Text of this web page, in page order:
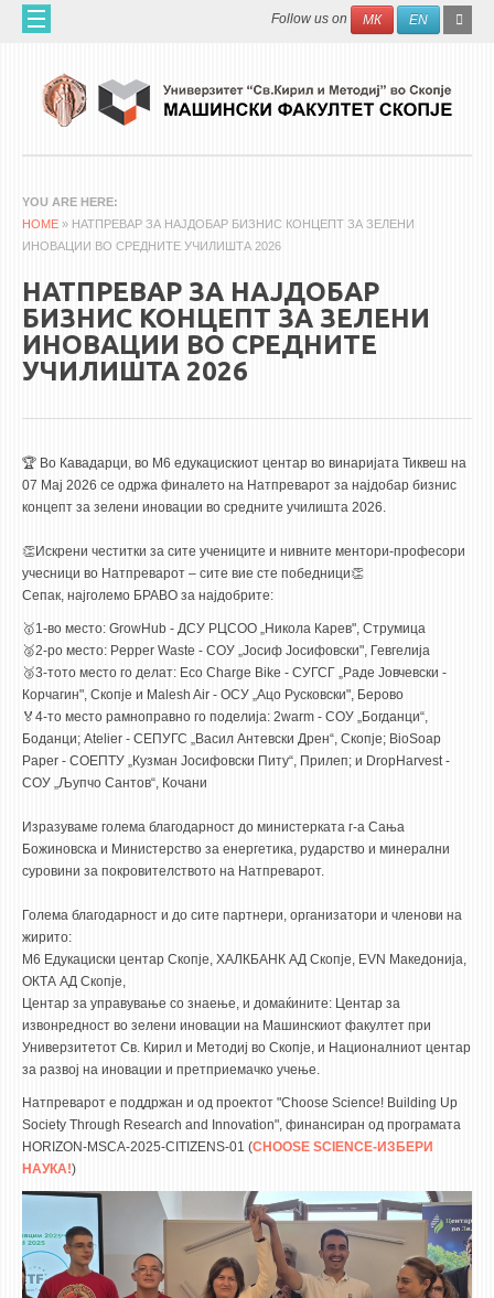
Skip to main content Search
Follow us on МК EN
ЗА НАС
60 ГОДИНИ МФ
ОРГАНИЗАЦИЈА
МАШИНСКО ИНЖЕНЕРСТВО - НАУЧНО СПИСАНИЕ
АПЛИКАТИВНА ДЕЈНОСТ
МЕЃУНАРОДНА СОРАБОТКА
QIM-SEE
3DFindIT
CIRASIM
ENERGET
AIR QUALITY MODELLING
АКТИ
АКТИ
ИНФОРМАЦИИ ОД ЈАВЕН КАРАКТЕР
АНКЕТИ И САМОЕВАЛУАЦИИ
ЗАВРШНИ СМЕТКИ
ТЕЛЕФОНСКИ ИМЕНИК
ALUMNI MFS
ИЗВЕСТУВАЊА
НАСТАВЕН КАДАР
РЕДОВНИ ПРОФ.
ВОНРЕДНИ ПРОФ.
ДОЦЕНТИ
АСИСТЕНТИ
ЛЕКТОРИ
ЛАБОРАНТИ
ПЕНЗИОНИРАН КАДАР
IN MEMORIAM
YOU ARE HERE
HOME » НАТПРЕВАР ЗА НАЈДОБАР БИЗНИС КОНЦЕПТ ЗА ЗЕЛЕНИ
ИНОВАЦИИ ВО СРЕДНИТЕ УЧИЛИШТА 2026
НАТПРЕВАР ЗА НАЈДОБАР
БИЗНИС КОНЦЕПТ ЗА ЗЕЛЕНИ
ИНОВАЦИИ ВО СРЕДНИТЕ
УЧИЛИШТА 2026
🏆 Во Кавадарци, во M6 едукацискиот центар во винаријата Тиквеш на
07 Мај 2026 се одржа финалето на Натпреварот за најдобар бизнис
концепт за зелени иновации во средните училишта 2026.
👏Искрени честитки за сите учениците и нивните ментори-професори
учесници во Натпреварот – сите вие сте победници👏
Сепак, најголемо БРАВО за најдобрите:
🥇1-во место: GrowHub - ДСУ РЦСОО „Никола Карев", Струмица
🥈2-ро место: Pepper Waste - СОУ „Јосиф Јосифовски", Гевгелија
🥉3-тото место го делат: Eco Charge Bike - СУГСГ „Раде Јовчевски -
Корчагин", Скопје и Malesh Air - ОСУ „Ацо Русковски", Берово
🏅4-то место рамноправно го поделија: 2warm - СОУ „Богданци“,
Боданци; Atelier - СЕПУГС „Васил Антевски Дрен“, Скопје; BioSoap
Paper - СОЕПТУ „Кузман Јосифовски Питу“, Прилеп; и DropHarvest -
СОУ „Љупчо Сантов“, Кочани
Изразуваме голема благодарност до министерката г-а Сања
Божиновска и Министерство за енергетика, рударство и минерални
суровини за покровителството на Натпреварот.
Голема благодарност и до сите партнери, организатори и членови на
жирито:
M6 Едукациски центар Скопје, ХАЛКБАНК АД Скопје, EVN Македонија,
ОКТА АД Скопје,
Центар за управување со знаење, и домаќините: Центар за
извонредност во зелени иновации на Машинскиот факултет при
Универзитетот Св. Кирил и Методиј во Скопје, и Националниот центар
за развој на иновации и претприемачко учење.
Натпреварот е поддржан и од проектот "Choose Science! Building Up
Society Through Research and Innovation", финансиран од програмата
HORIZON-MSCA-2025-CITIZENS-01 (CHOOSE SCIENCE-ИЗБЕРИ
НАУКА!)